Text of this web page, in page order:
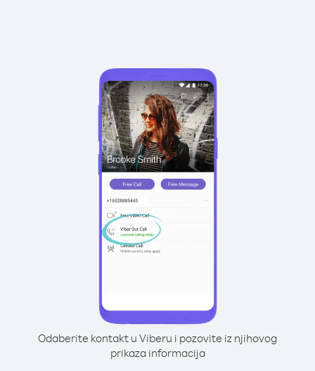
Odaberite kontakt u Viberu i pozovite iz njihovog
prikaza informacija